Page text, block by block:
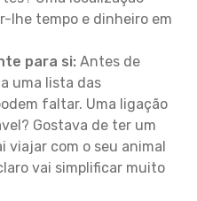
lhe tempo e dinheiro em
para si: Antes de
uma lista das
faltar. Uma ligação
Gostava de ter um
viajar com o seu animal
vai simplificar muito